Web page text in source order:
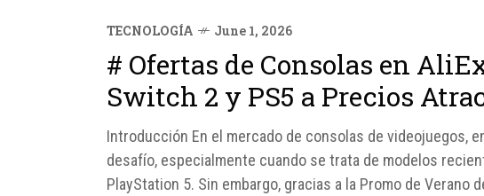
TECNOLOGÍA June 1, 2026
# Ofertas de Consolas en
Switch 2 y PS5 a Precios
Introducción En el mercado de consolas de videojuegos,
desafío, especialmente cuando se trata de modelos
PlayStation 5. Sin embargo, gracias a la Promo de Verano